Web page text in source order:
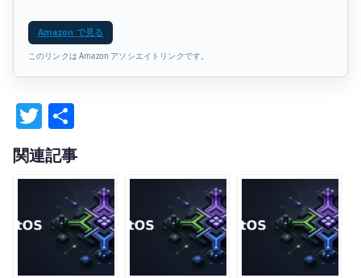
Amazon で見る
このリンクは Amazon アソシエイトリンクです。
T
w
it
te
r
有
関連記事